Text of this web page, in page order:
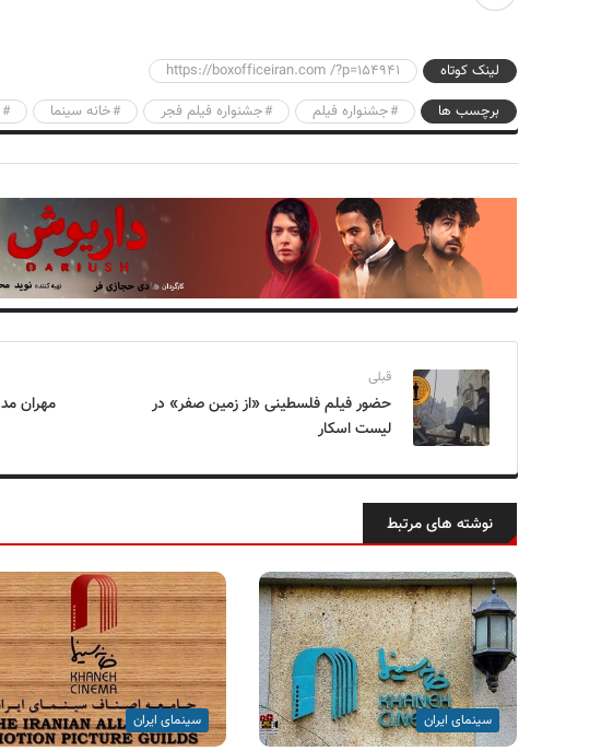
لینک کوتاه
https://boxofficeiran.com /?p=154941
برچسب ها
جشنواره فیلم جشنواره فیلم فجر خانه سینما
قبلی
حضور فیلم فلسطینی «از زمین صفر» در
لیست اسکار
نوشته های مرتبط
سینمای ایران سینمای ایران